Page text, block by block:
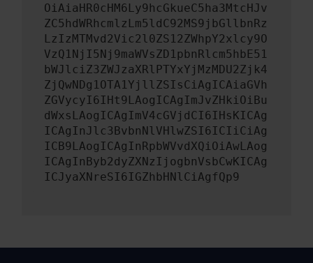
OiAiaHR0cHM6Ly9hcGkueC5ha3MtcHJv
ZC5hdWRhcmlzLm5ldC92MS9jbGllbnRz
LzIzMTMvd2Vic2l0ZS12ZWhpY2xlcy9O
VzQ1NjI5Nj9maWVsZD1pbnRlcm5hbE51
bWJlciZ3ZWJzaXRlPTYxYjMzMDU2Zjk4
ZjQwNDg1OTA1YjllZSIsCiAgICAiaGVh
ZGVycyI6IHt9LAogICAgImJvZHkiOiBu
dWxsLAogICAgImV4cGVjdCI6IHsKICAg
ICAgInJlc3BvbnNlVHlwZSI6ICIiCiAg
ICB9LAogICAgInRpbWVvdXQiOiAwLAog
ICAgInByb2dyZXNzIjogbnVsbCwKICAg
ICJyaXNreSI6IGZhbHNlCiAgfQp9